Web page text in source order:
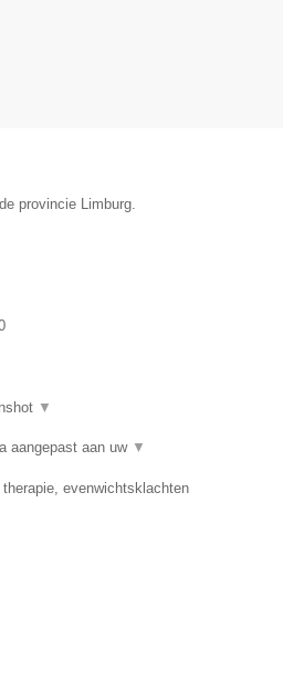
provincie Limburg.
▼
aangepast aan uw ▼
evenwichtsklachten